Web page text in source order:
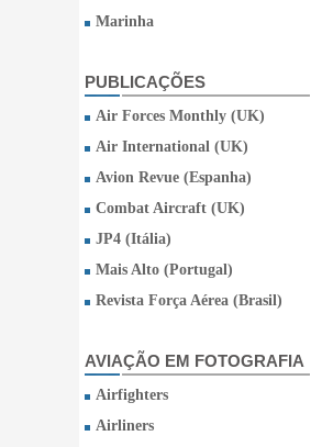
Marinha
PUBLICAÇÕES
Air Forces Monthly (UK)
Air International (UK)
Avion Revue (Espanha)
Combat Aircraft (UK)
JP4 (Itália)
Mais Alto (Portugal)
Revista Força Aérea (Brasil)
AVIAÇÃO EM FOTOGRAFIA
Airfighters
Airliners